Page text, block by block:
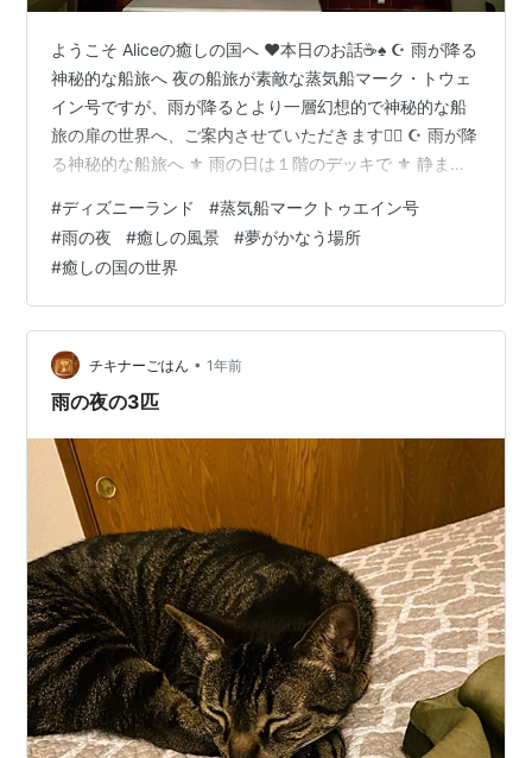
ようこそ Aliceの癒しの国へ ❤本日のお話☕♠ ☪️ 雨が降る
神秘的な船旅へ 夜の船旅が素敵な蒸気船マーク・トウェ
イン号ですが、雨が降るとより一層幻想的で神秘的な船
旅の扉の世界へ、ご案内させていただきます🧚‍♀️ ☪️ 雨が降
る神秘的な船旅へ ⚜ 雨の日は１階のデッキで ⚜ 静まり
がきれいな夜の風景 ⚜️ Aliceがお届けする癒しの風景と音
楽 ⚜ 雨の日は１階のデッキで 夜の船旅が素敵な蒸気船マ
ーク・トウェイン号。 本日も夜の船旅に出ようとしてい
たところ、雨が降ってまいりました。 なので、いつもは
見晴らしのいい3階のデッキに上がるの…
#ディズニーランド #蒸気船マークトゥエイン号
#雨の夜 #癒しの風景 #夢がかなう場所
#癒しの国の世界
チキナーごはん • 1年前
雨の夜の3匹